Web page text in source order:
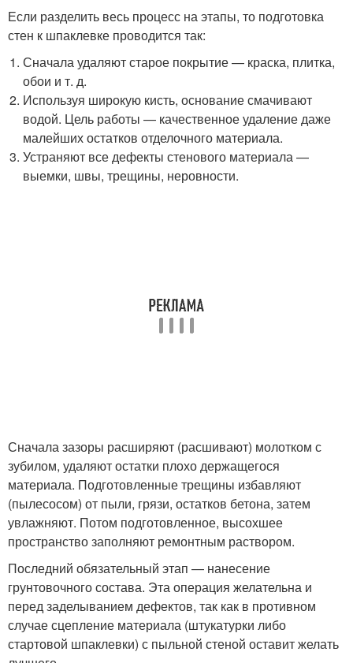
Если разделить весь процесс на этапы, то подготовка
стен к шпаклевке проводится так:
Сначала удаляют старое покрытие — краска, плитка,
обои и т. д.
Используя широкую кисть, основание смачивают
водой. Цель работы — качественное удаление даже
малейших остатков отделочного материала.
Устраняют все дефекты стенового материала —
выемки, швы, трещины, неровности.
Сначала зазоры расширяют (расшивают) молотком с
зубилом, удаляют остатки плохо держащегося
материала. Подготовленные трещины избавляют
(пылесосом) от пыли, грязи, остатков бетона, затем
увлажняют. Потом подготовленное, высохшее
пространство заполняют ремонтным раствором.
Последний обязательный этап — нанесение
грунтовочного состава. Эта операция желательна и
перед заделыванием дефектов, так как в противном
случае сцепление материала (штукатурки либо
стартовой шпаклевки) с пыльной стеной оставит желать